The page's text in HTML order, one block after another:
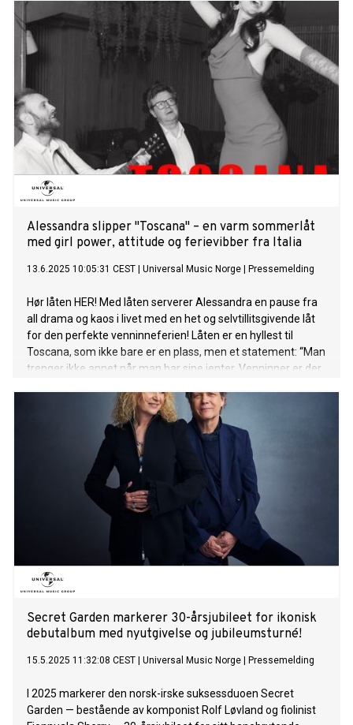
Alessandra slipper "Toscana" – en varm sommerlåt
med girl power, attitude og ferievibber fra Italia
13.6.2025 10:05:31 CEST Universal Music Norge Pressemelding
Hør låten HER! Med låten serverer Alessandra en pause fra
all drama og kaos i livet med en het og selvtillitsgivende låt
for den perfekte venninneferien! Låten er en hyllest til
Toscana, som ikke bare er en plass, men et statement: “Man
trenger ikke annet når man har sine jenter. Venninner er der
det oss!” – Alessandra Toscana er en hyllest til kvinnelig
styrke og til alle de fantastiske sommerøyeblikkene vi deler
sammen. Den handler om å finne tilbake til seg selv, ha det
gøy med sine beste venninner og danse seg fri fra gamle
forhold. Toscana er oppfølgeren til dansegulv-bangeren
“Non Stop”, og Alessandra viser nok en gang hvorfor hun er
en av de mest spennende artistene å følge med på i Europa.
Låten er produsert av den Grammy-nominerte
stjerneprodusenten William Larsen, også kjent som Nasty
Kutt. Mer om Alessandra Til tross for sin korte karriere har
Alessandra allerede markert seg som en stjerne både på
den norske og inte
Secret Garden markerer 30-årsjubileet for ikonisk
debutalbum med nyutgivelse og jubileumsturné!
15.5.2025 11:32:08 CEST Universal Music Norge Pressemelding
I 2025 markerer den norsk-irske suksessduoen Secret
Garden — bestående av komponist Rolf Løvland og fiolinist